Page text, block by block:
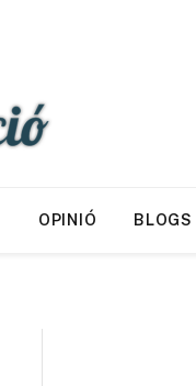
OPINIÓ BLOGS